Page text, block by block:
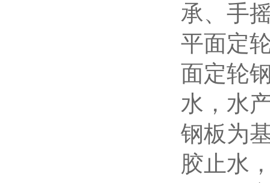
承、手
平面定
面定轮
水，水
钢板为
胶止水